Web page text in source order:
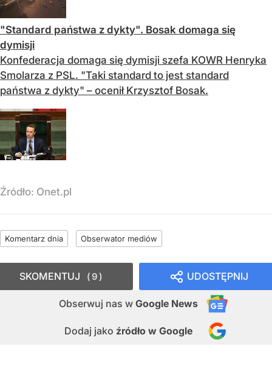
"Standard państwa z dykty". Bosak domaga się
dymisji
Konfederacja domaga się dymisji szefa KOWR Henryka
Smolarza z PSL. "Taki standard to jest standard
państwa z dykty" – ocenił Krzysztof Bosak.
Źródło: Onet.pl
Komentarz dnia Obserwator mediów
UDOSTĘPNIJ
Obserwuj nas w Google News
Dodaj jako źródło w Google
SKOMENTUJ 9